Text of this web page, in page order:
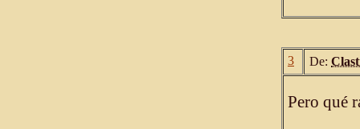
3 De:
Pero qué